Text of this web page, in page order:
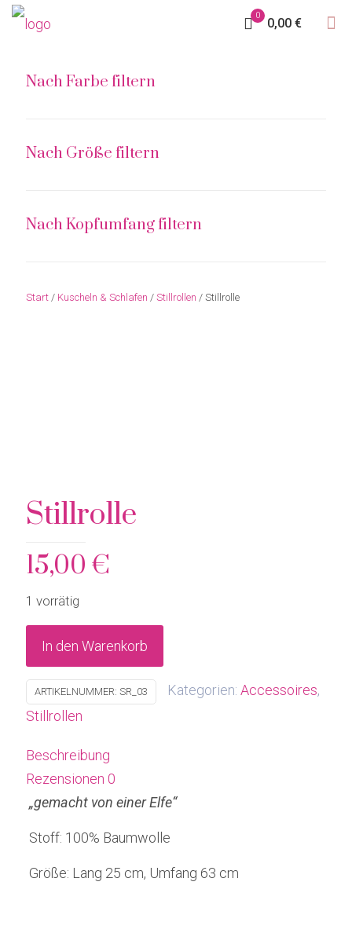
0
0,00 €
Stillrolle
15,00 €
1 vorrätig
In den Warenkorb
ARTIKELNUMMER: SR_03 Kategorien: Accessoires,
Stillrollen
Beschreibung
Rezensionen 0
„gemacht von einer Elfe“
Stoff: 100% Baumwolle
Größe: Lang 25 cm, Umfang 63 cm
Nach Farbe filtern
Nach Größe filtern
Nach Kopfumfang filtern
Start / Kuscheln & Schlafen / Stillrollen / Stillrolle